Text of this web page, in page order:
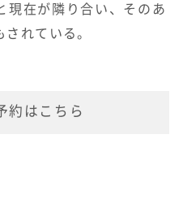
現在が隣り合い、そのあ
れている。
約はこちら